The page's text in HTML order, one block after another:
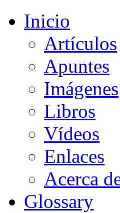
Inicio
Artículos
Apuntes
Imágenes
Libros
Vídeos
Enlaces
Acerca
Glossary